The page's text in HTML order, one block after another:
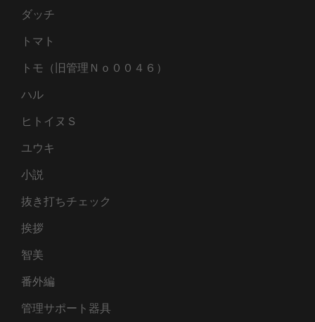
ダッチ
トマト
トモ（旧管理Ｎｏ００４６）
ハル
ヒトイヌＳ
ユウキ
小説
抜き打ちチェック
挨拶
智美
番外編
管理サポート器具